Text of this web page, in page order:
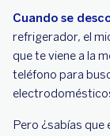
Cuando se
refrigerador, el
que te viene a la
teléfono para
Pero ¿sabías que